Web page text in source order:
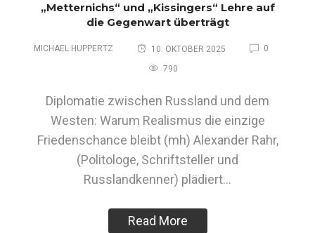
„Metternichs“ und „Kissingers“ Lehre auf
die Gegenwart überträgt
MICHAEL HUPPERTZ 10. OKTOBER 2025 0
790
Diplomatie zwischen Russland und dem
Westen: Warum Realismus die einzige
Friedenschance bleibt (mh) Alexander Rahr,
(Politologe, Schriftsteller und
Russlandkenner) plädiert…
Read More